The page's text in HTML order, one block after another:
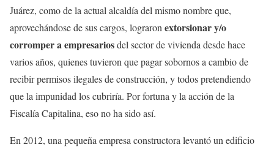
Juárez, como de la actual alcaldía del mismo nombre que,
aprovechándose de sus cargos, lograron extorsionar y/o
corromper a empresariosdel sector de vivienda desde hace
varios años, quienes tuvieron que pagar sobornos a cambio de
recibir permisos ilegales de construcción, y todos pretendiendo
que la impunidad los cubriría. Por fortuna y la acción de la
Fiscalía Capitalina, eso no ha sido así.
En 2012, una pequeña empresa constructora levantó un edificio